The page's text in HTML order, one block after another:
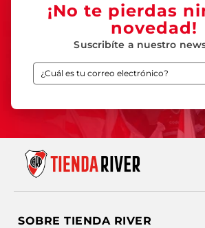
¡No te pierdas
novedad!
Suscribíte a nuestro
SOBRE TIENDA RIVER